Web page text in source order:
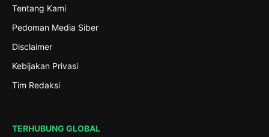
Tentang Kami
Pedoman Media Siber
Disclaimer
Kebijakan Privasi
Tim Redaksi
TERHUBUNG GLOBAL